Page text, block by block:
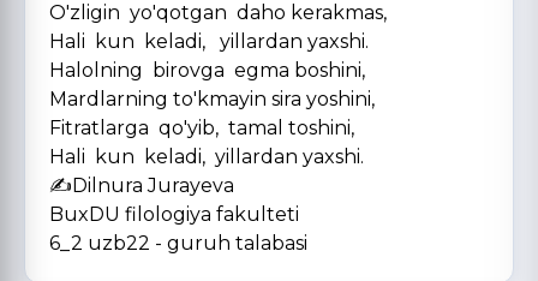
O'zligin yo'qotgan daho kerakmas,
Hali kun keladi, yillardan yaxshi.
Halolning birovga egma boshini,
Mardlarning to'kmayin sira yoshini,
Fitratlarga qo'yib, tamal toshini,
Hali kun keladi, yillardan yaxshi.
✍️Dilnura Jurayeva
BuxDU filologiya fakulteti
6_2 uzb22 - guruh talabasi